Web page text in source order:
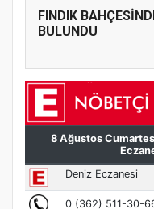
FINDIK
BULUNDU